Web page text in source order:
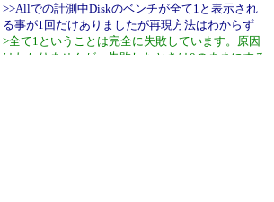
>>Allでの計測中Diskのベンチが全て1と表示され
る事が1回だけありましたが再現方法はわからず
>全て1ということは完全に失敗しています。原因
はわかりませんが、失敗したときは0のままにする